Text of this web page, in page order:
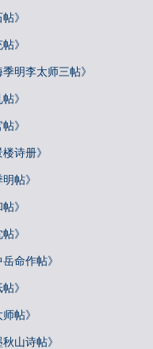
》
》
明李太师三帖》
》
》
诗册》
帖》
》
》
命作帖》
》
帖》
山诗帖》